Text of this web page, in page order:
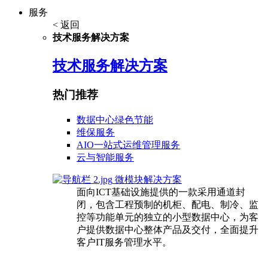
服务
< 返回
技术服务解决方案
技术服务解决方案
热门推荐
数据中心绿色节能
维保服务
AIO一站式运维管理服务
云与智能服务
微模块解决方案
面向ICT基础设施提供的一款采用通道封
闭，包含工程预制的机柜、配电、制冷、监
控等功能单元的独立的小型数据中心，为客
户提供数据中心整体产品及交付，全面提升
客户IT服务管理水平。